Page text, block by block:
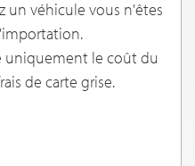
un véhicule vous n'êtes
uniquement le coût du
de carte grise.